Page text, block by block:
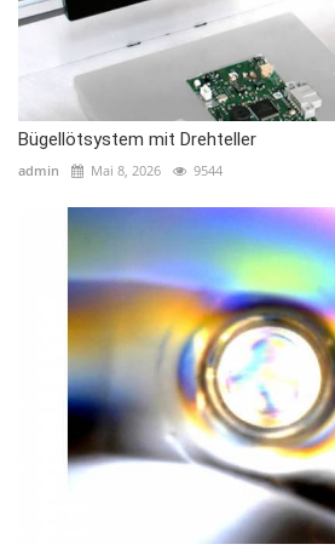
Bügellötsystem mit Drehteller
admin Mai 8, 2026 9544